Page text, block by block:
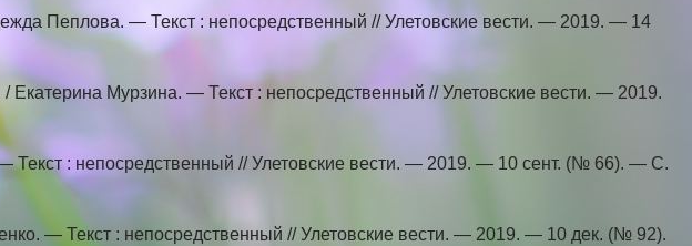
Пеплова. — Текст : непосредственный // Улетовские вести. — 2019. — 14
Екатерина Мурзина. — Текст : непосредственный // Улетовские вести. — 2019.
Текст : непосредственный // Улетовские вести. — 2019. — 10 сент. (№ 66). — С.
— Текст : непосредственный // Улетовские вести. — 2019. — 10 дек. (№ 92).